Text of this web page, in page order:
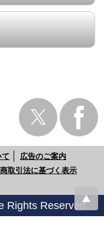
広告のご案内
取引法に基づく表示
Rights Reserved